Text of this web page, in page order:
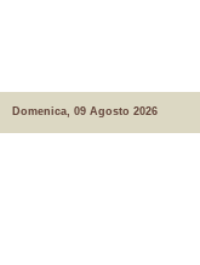
Domenica, 09 Agosto 2026